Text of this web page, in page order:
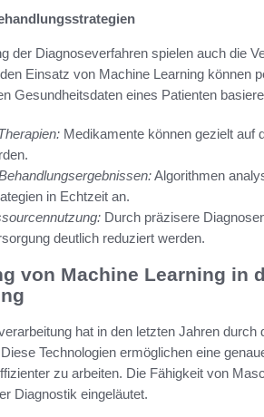
der Diagnoseverfahren spielen auch die
Einsatz von Machine Learning können
Gesundheitsdaten eines Patienten
Medikamente können gezielt auf
Algorithmen
in Echtzeit an.
Durch präzisere
deutlich reduziert werden.
von Machine Learning in
hat in den letzten Jahren
Technologien ermöglichen eine
zu arbeiten. Die Fähigkeit von
Diagnostik eingeläutet.